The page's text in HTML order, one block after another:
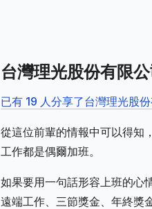
台灣理光股份有限
已有 19 人分享了台灣理光股
從這位前輩的情報中可以得知
工作都是偶爾加班。
如果要用一句話形容上班的心
遠端工作、三節獎金、年終獎